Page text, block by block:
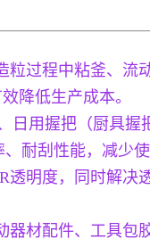
粒过程中粘釜、
降低生产成本。
日用握把（厨具
耐刮性能，减少使
明度，同时解决
器材配件、工具